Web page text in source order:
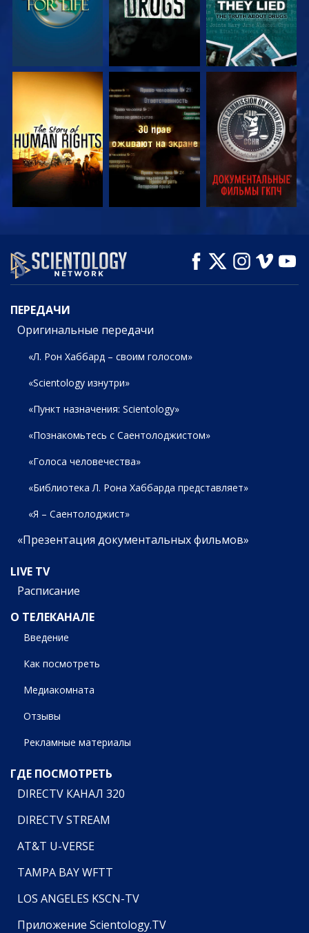
СМОТРЕТЬ СМОТРЕТЬ СМОТРЕТЬ
СМОТРЕТЬ СМОТРЕТЬ
СМОТРЕТЬ
ПЕРЕДАЧИ
ПЕРЕДАЧИ
Оригинальные передачи
«Л. Рон Хаббард – своим голосом»
«Scientology изнутри»
«Пункт назначения: Scientology»
«Познакомьтесь с Саентолоджистом»
«Голоса человечества»
«Библиотека Л. Рона Хаббарда представляет»
«Я – Саентолоджист»
«Презентация документальных фильмов»
LIVE TV
Расписание
О ТЕЛЕКАНАЛЕ
Введение
Как посмотреть
Медиакомната
Отзывы
Рекламные материалы
ГДЕ ПОСМОТРЕТЬ
DIRECTV КАНАЛ 320
DIRECTV STREAM
AT&T U-VERSE
TAMPA BAY WFTT
LOS ANGELES KSCN-TV
Приложение Scientology.TV